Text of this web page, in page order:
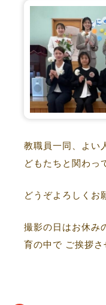
教職員一同、よい
どもたちと関わっ
どうぞよろしくお
撮影の日はお休み
育の中で ご挨拶